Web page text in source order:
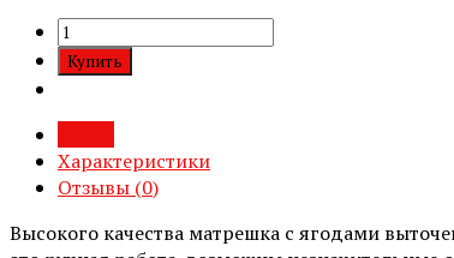
Характеристики
Отзывы (0)
Высокого качества матрешка с ягодами